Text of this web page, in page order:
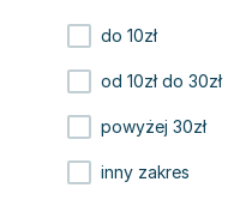
do 10zł
od 10zł do 30zł
powyżej 30zł
inny zakres